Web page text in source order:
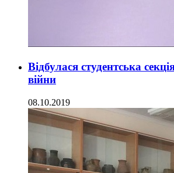
Відбулася студентська
війни
08.10.2019